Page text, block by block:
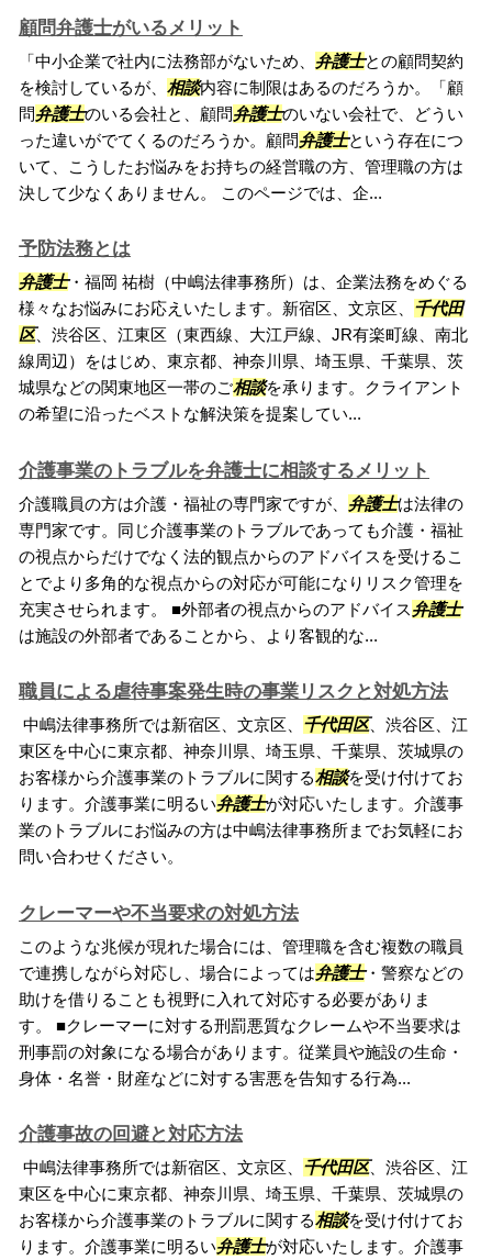
顧問弁護士がいるメリット
「中小企業で社内に法務部がないため、 弁護士との顧問契約
を検討しているが、 相談内容に制限はあるのだろうか。「顧
問弁護士のいる会社と、顧問弁護士のいない会社で、どうい
った違いがでてくるのだろうか。顧問弁護士という存在につ
いて、こうしたお悩みをお持ちの経営職の方、管理職の方は
決して少なくありません。 このページでは、企...
予防法務とは
弁護士・福岡 祐樹（中嶋法律事務所）は、企業法務をめぐる
様々なお悩みにお応えいたします。新宿区、文京区、 千代田
区、渋谷区、江東区（東西線、大江戸線、JR有楽町線、南北
線周辺）をはじめ、東京都、神奈川県、埼玉県、千葉県、茨
城県などの関東地区一帯のご相談を承ります。クライアント
の希望に沿ったベストな解決策を提案してい...
介護事業のトラブルを弁護士に相談するメリット
介護職員の方は介護・福祉の専門家ですが、 弁護士は法律の
専門家です。同じ介護事業のトラブルであっても介護・福祉
の視点からだけでなく法的観点からのアドバイスを受けるこ
とでより多角的な視点からの対応が可能になりリスク管理を
充実させられます。 ■外部者の視点からのアドバイス弁護士
は施設の外部者であることから、より客観的な...
職員による虐待事案発生時の事業リスクと対処方法
中嶋法律事務所では新宿区、文京区、 千代田区、渋谷区、江
東区を中心に東京都、神奈川県、埼玉県、千葉県、茨城県の
お客様から介護事業のトラブルに関する相談を受け付けてお
ります。介護事業に明るい弁護士が対応いたします。介護事
業のトラブルにお悩みの方は中嶋法律事務所までお気軽にお
問い合わせください。
クレーマーや不当要求の対処方法
このような兆候が現れた場合には、管理職を含む複数の職員
で連携しながら対応し、場合によっては弁護士・警察などの
助けを借りることも視野に入れて対応する必要がありま
す。 ■クレーマーに対する刑罰悪質なクレームや不当要求は
刑事罰の対象になる場合があります。従業員や施設の生命・
身体・名誉・財産などに対する害悪を告知する行為...
介護事故の回避と対応方法
中嶋法律事務所では新宿区、文京区、 千代田区、渋谷区、江
東区を中心に東京都、神奈川県、埼玉県、千葉県、茨城県の
お客様から介護事業のトラブルに関する相談を受け付けてお
ります。介護事業に明るい弁護士が対応いたします。介護事